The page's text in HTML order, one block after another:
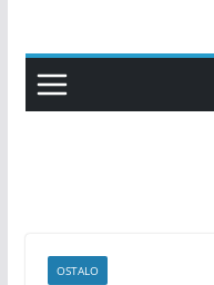
content
OSTALO